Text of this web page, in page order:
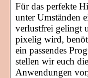
Für das perfekte
unter Umständen
verlustfrei gelingt
pixelig wird,
ein passendes
stellen wir euch
Anwendungen